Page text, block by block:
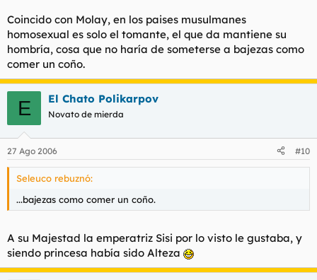
Coincido con Molay, en los paises musulmanes
homosexual es solo el tomante, el que da mantiene su
hombría, cosa que no haría de someterse a bajezas como
comer un coño.
E El Chato Polikarpov
Novato de mierda
27 Ago 2006 #10
Seleuco rebuznó:
...bajezas como comer un coño.
A su Majestad la emperatriz Sisi por lo visto le gustaba, y
siendo princesa había sido Alteza